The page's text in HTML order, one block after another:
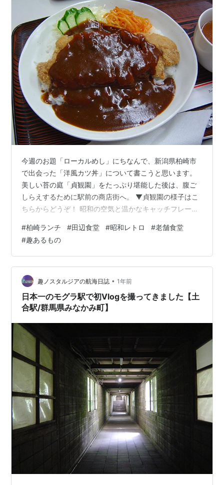
今週のお題「ローカルめし」にちなんで、新潟県柏崎市
で出会った「洋風カツ丼」について書こうと思います。
美しい苔の庭「貞観園」をたっぷり堪能した後は、腹ご
しらえするために駅前の商店街へ。 ▼貞観園の様子はこ
ちらからどうぞ！ 昭和の空気と温かなキャッチフレーズ
食べログで見つけて気になっていた「田辺食堂」さん。
駐車場はあるようですが、見つからなかったので目の前
の商店街駐車場へ停めて向かいました。 看板のハートに
キュン･･･！ 昔ながらの食堂らしい店構えと、看板のほっ
こりキャッチフレーズに心躍らせながら入店。他のお客
様がいらっしゃたので店内の写真は撮…
#柏崎ランチ #田辺食堂 #昭和レトロ #老舗食堂
#趣あるもの
趣ノスタルジアの航海日誌 • 1年前
日本一のモグラ駅で初Vlogを撮ってきました【土
合駅/群馬県みなかみ町】